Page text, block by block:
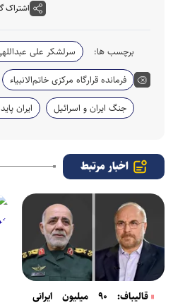
اشتراک
برچسب ها:
سرلشکر علی
فرمانده قرارگاه مرکزی خاتم‌الانبیاء
جنگ ایران و اسرائیل
ایران
اخبار مرتبط
قالیباف: ۹۰ میلیون ایرانی